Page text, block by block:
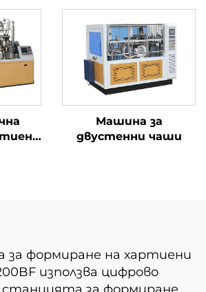
Машина за
двустенни чаши
за формиране на хартиени
използва цифрово
станцията за формиране